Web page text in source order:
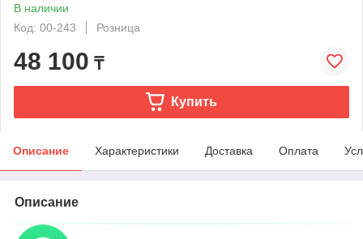
В наличии
Код: 00-243
Розница
48 100 ₸
Купить
Описание Характеристики Доставка Оплата
Описание